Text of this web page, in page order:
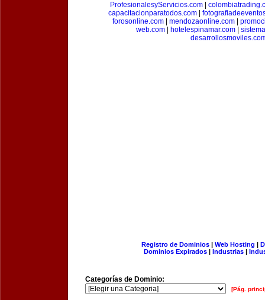
ProfesionalesyServicios.com
capacitacionparatodos.com
forosonline.com| mendozaonline.com|
web.com
hotelespinamar.com
Registro de Dominios| Web Hosting |
Dominios Expirados | Industrias |
Categorías de Dominio:
[Pág.